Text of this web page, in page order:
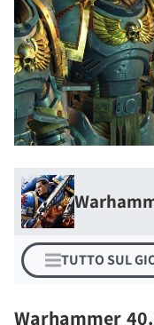
TUTTO SUL
Warhammer